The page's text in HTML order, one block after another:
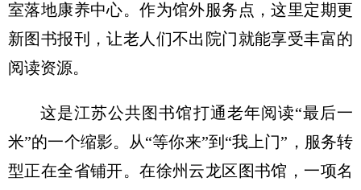
室落地康养中心。作为馆外服务点，这里定期更
新图书报刊，让老人们不出院门就能享受丰富的
阅读资源。
这是江苏公共图书馆打通老年阅读“最后一
米”的一个缩影。从“等你来”到“我上门”，服务转
型正在全省铺开。在徐州云龙区图书馆，一项名